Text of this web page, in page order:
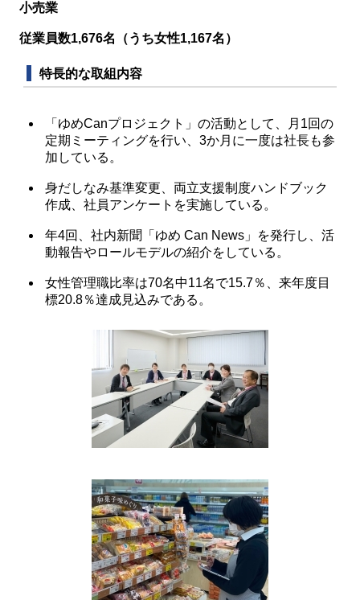
小売業
従業員数1,676名（うち女性1,167名）
特長的な取組内容
「ゆめCanプロジェクト」の活動として、月1回の
定期ミーティングを行い、3か月に一度は社長も参
加している。
身だしなみ基準変更、両立支援制度ハンドブック
作成、社員アンケートを実施している。
年4回、社内新聞「ゆめ Can News」を発行し、活
動報告やロールモデルの紹介をしている。
女性管理職比率は70名中11名で15.7％、来年度目
標20.8％達成見込みである。